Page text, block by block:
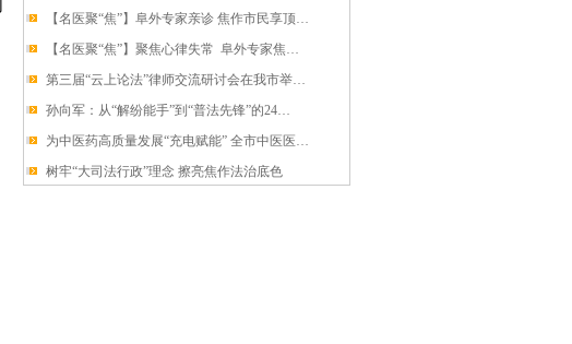
【名医聚“焦”】阜外专家亲诊 焦作市民享顶…
【名医聚“焦”】聚焦心律失常 阜外专家焦…
第三届“云上论法”律师交流研讨会在我市举…
孙向军：从“解纷能手”到“普法先锋”的24…
为中医药高质量发展“充电赋能” 全市中医医…
树牢“大司法行政”理念 擦亮焦作法治底色